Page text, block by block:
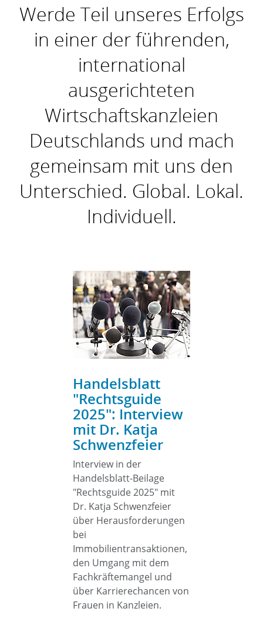
Werde Teil unseres Erfolgs
in einer der führenden,
international
ausgerichteten
Wirtschaftskanzleien
Deutschlands und mach
gemeinsam mit uns den
Unterschied. Global. Lokal.
Individuell.
Handelsblatt
"Rechtsguide
2025": Interview
mit Dr. Katja
Schwenzfeier
Interview in der
Handelsblatt-Beilage
"Rechtsguide 2025" mit
Dr. Katja Schwenzfeier
über Herausforderungen
bei
Immobilientransaktionen,
den Umgang mit dem
Fachkräftemangel und
über Karrierechancen von
Frauen in Kanzleien.